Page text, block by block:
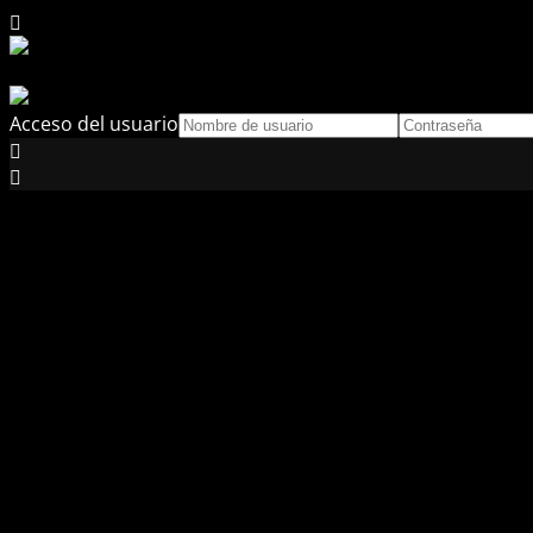
Acceso del usuario